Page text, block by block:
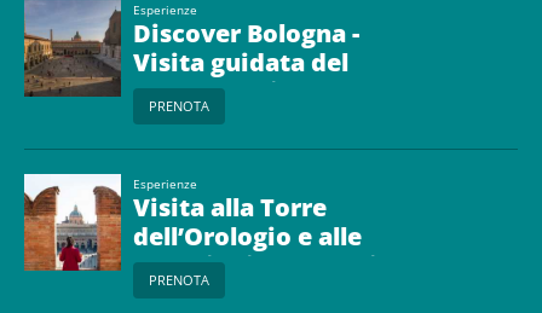
Esperienze
Discover Bologna -
Visita guidata del
centro storico
PRENOTA
Esperienze
Visita alla Torre
dell’Orologio e alle
Collezioni Comunali
d’Arte
PRENOTA